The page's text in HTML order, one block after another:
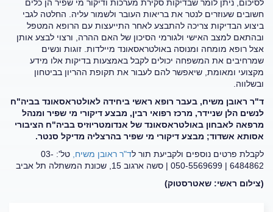
לסיכום, ניתן לומר שבדיקות סקירת מערכות ודיקור מי שפיר הן כלים
חשובים שעוזרים לנטר את בריאות העובר ולשמור עליה. החלטה לגבי
ביצוע הבדיקות צריכה להתבצע לאחר התייעצות עם הרופא המטפל
ובהתאם למצב האישי ולגורמי הסיכון של האם ההרה, ורצוי לבצע אותן
אצל רופא מומחה ומנוסה באולטראסאונד מיילדות. זוגות ונשים
שמרחיבים את המשפחה יכולים לקבל באמצעות בדיקות אלו מידע
מקצועי ומאומת, שיאפשר להם לעבור את תקופת ההריון בביטחון
ובשלווה.
ד"ר ראובן משיח, בעבר רופא ראשי ביחידה לאולטראסאונד בביה"ח
לנשים הלן שניידר, מרכז רפואי רבין, מבצע דיקורי מי שפיר ומנהל
מרפאה לאבחון באולטראסאונד של אנדומטריוזיס בביה"ח הציבורי
אסותא אשדוד; מבצע דיקורי מי שפיר בהרצליה מדיקל סנטר.
לקבלת פרטים נוספים ולקביעת תור לד"ר ראובן משיח,
טל': 03-
6484862 | 050-5569699 | סשה ארגוב 15, שכונת המשתלה תל אביב
(צילום ראשי: שאטרסטוק)